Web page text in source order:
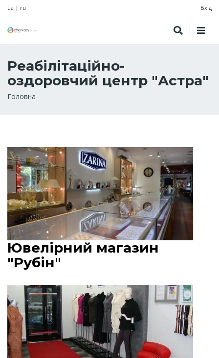
ua | ru Вхід
Реабілітаційно-
оздоровчий центр "Астра"
Рядок
Головна
Ювелірний магазин
"Рубін"